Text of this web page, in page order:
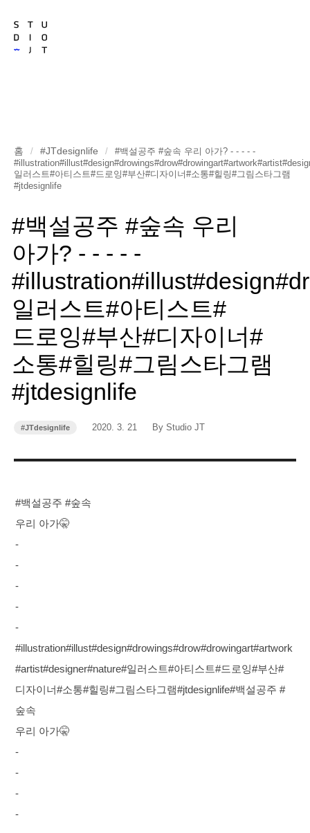
홈 / #JTdesignlife /
#백설공주 #숲속 우리 아가? - - - - -
일러스트#아티스트#드로잉#부산#디자이너#소통#힐링#그림스타그램
#jtdesignlife
#백설공주 #숲속 우리
아가? - - - - -
일러스트#아티스트#
드로잉#부산#디자이너#
소통#힐링#그림스타그램
#jtdesignlife
카
리
#JTdesignlife
작
2020. 3. 21
작
By Studio JT
#백설공주 #숲속
우리 아가🤫
-
-
-
-
-
#illustration#illust#design#drowings#drow#drowingart#artwork
#artist#designer#nature#일러스트#아티스트#드로잉#부산#
디자이너#소통#힐링#그림스타그램#jtdesignlife#백설공주 #
숲속
우리 아가🤫
-
-
-
-